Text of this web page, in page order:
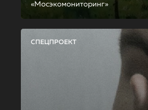
«Мосэкомониторинг»
СПЕЦПРОЕКТ